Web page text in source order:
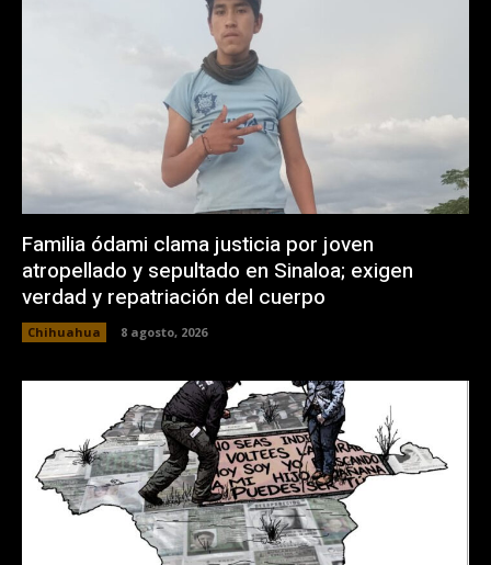
Familia ódami clama justicia por joven
atropellado y sepultado en Sinaloa; exigen
verdad y repatriación del cuerpo
Chihuahua 8 agosto, 2026